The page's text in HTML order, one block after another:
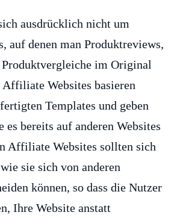
ausdrücklich nicht um
auf denen man Produktreviews,
Produktvergleiche im Original
Websites basieren
Templates und geben
es bereits auf anderen Websites
Affiliate Websites sollten sich
sie sich von anderen
können, so dass die Nutzer
Ihre Website anstatt